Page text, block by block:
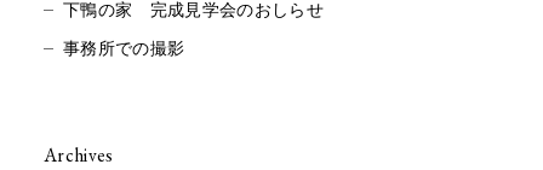
下鴨の家 完成見学会のおしらせ
事務所での撮影
Archives